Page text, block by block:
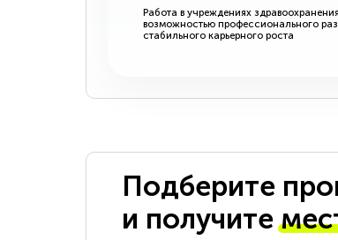
Работа в учреждениях
возможностью профессионального
стабильного карьерного роста
Подберите
и получите